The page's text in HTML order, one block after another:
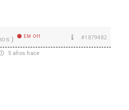
EM Off #1879482
5 años hace